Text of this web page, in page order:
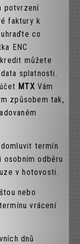
potvrzení
faktury k
co
ENC
můžete
splatnosti.
MTX Vám
způsobem tak,
termín
odběru
v hotovosti.
nebo
vrácení
dnů